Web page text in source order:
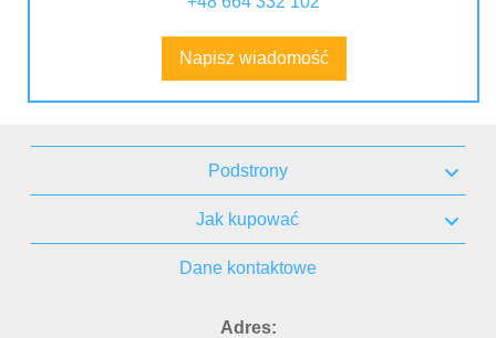
Napisz wiadomość
Podstrony
Jak kupować
Dane kontaktowe
Adres: